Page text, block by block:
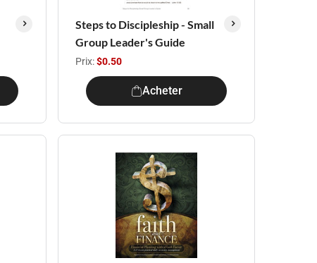
Steps to Discipleship - Small
Group Leader's Guide
Prix:$0.50
Acheter